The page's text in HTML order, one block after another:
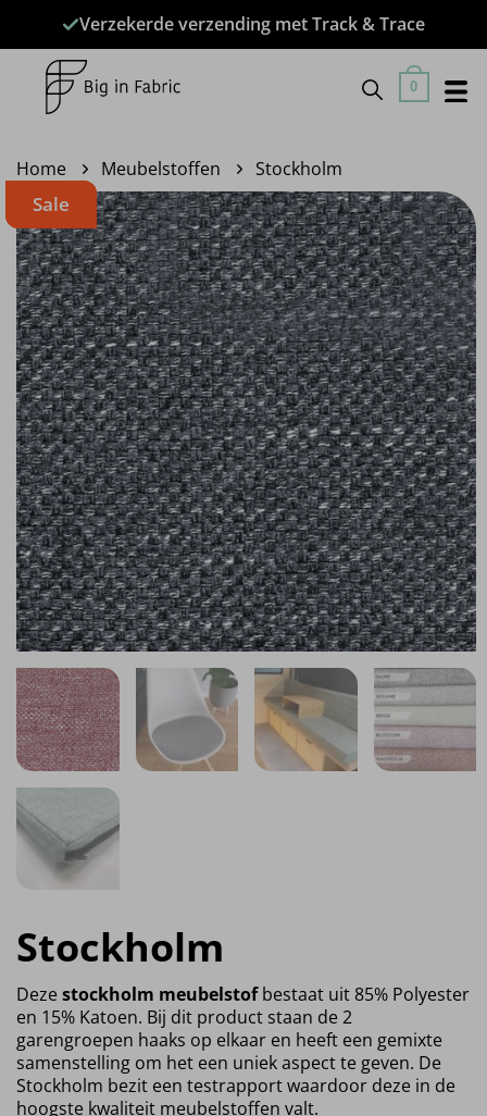
inhoud
Verzekerde verzending met Track & Trace
0
Home Meubelstoffen Stockholm
Sale
Stockholm
Dezestockholm meubelstofbestaat uit 85% Polyester
en 15% Katoen. Bij dit product staan de 2
garengroepen haaks op elkaar en heeft een gemixte
samenstelling om het een uniek aspect te geven. De
Stockholm bezit een testrapport waardoor deze in de
hoogste kwaliteit meubelstoffen valt.